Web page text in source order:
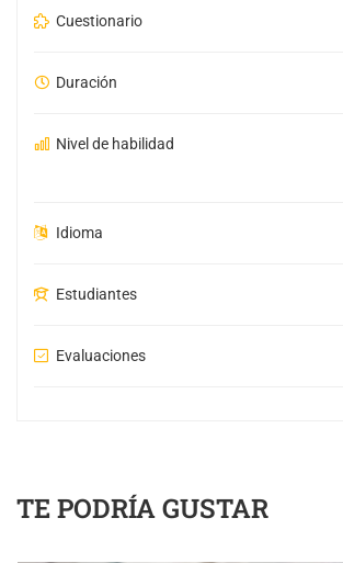
Cuestionario
Duración
Nivel de habilidad
Idioma
Estudiantes
Evaluaciones
TE PODRÍA GUSTAR